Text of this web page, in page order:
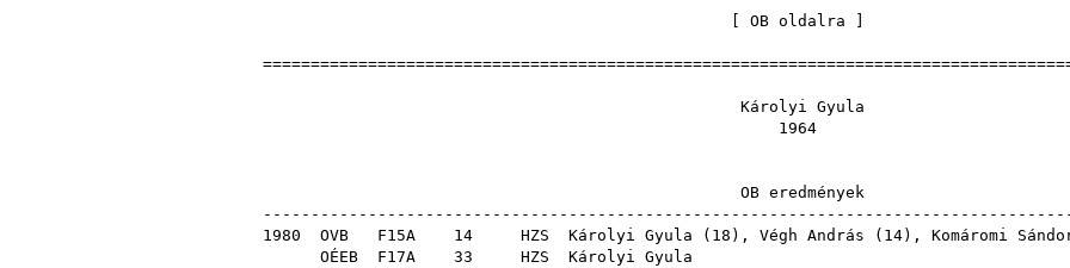
OB oldalra
Károlyi
OB
1980 OVB F15A 14 HZS Károlyi Gyula ( 18 ), Végh András ( 14), Komáromi
OÉEB F17A 33 HZS Károlyi